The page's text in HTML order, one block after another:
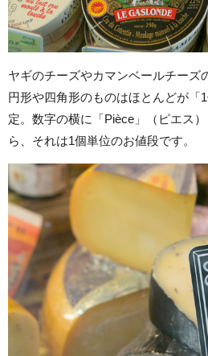
ヤギのチーズやカマンベールチーズ
円形や四角形のものはほとんどが「
定。数字の横に「Pièce」（ピエス
ら、それは1個単位のお値段です。